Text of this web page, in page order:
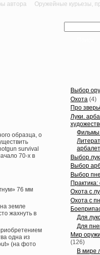
автора Оружейные курьезы,
образца, о
survival
70-х в
76 мм
земле
жахнуть в
одна из
(на фото
Выбор
Охота (4)
Про
Луки.
Фильмы
Выбор
Выбор
Выбор
Охота с
Охота с
Для
Для
Мир
(126)
В мире